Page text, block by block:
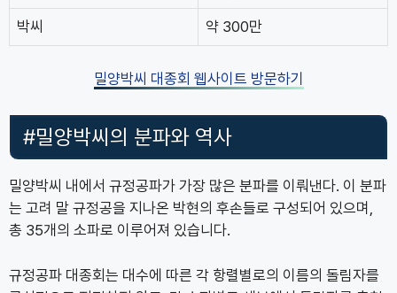
박씨 약 300만
밀양박씨 대종회 웹사이트 방문하기
#밀양박씨의 분파와 역사
밀양박씨 내에서 규정공파가 가장 많은 분파를 이뤄낸다. 이 분파
는 고려 말 규정공을 지나온 박현의 후손들로 구성되어 있으며,
총 35개의 소파로 이루어져 있습니다.
규정공파 대종회는 대수에 따른 각 항렬별로의 이름의 돌림자를